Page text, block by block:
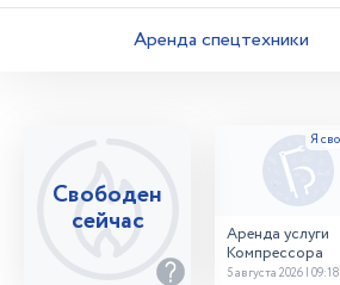
Аренда спецтехники
Свободен
сейчас
Аренда услуги
Компрессора
5 августа 2026 | 09:18